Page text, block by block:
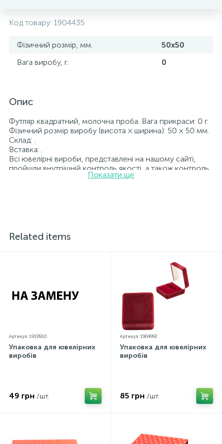
Код товару: 1904435
Фізичний розмір, мм.
50х50
Вага виробу, г.
0
Опис
Футляр квадратний, молочна проба. Вага прикраси: 0 г.
Фізичний розмір виробу (висота × ширина): 50 × 50 мм.
Склад: .
Вставка: .
Всі ювелірні вироби, представлені на нашому сайті,
пройшли внутрішній контроль якості, а також контроль
державної пробірної служби України, на всіх виробах
Показати ще
Related items
Артикул: 1919910
Упаковка для ювелірних
виробів
49 грн /шт.
Артикул: 1904992
Упаковка для ювелірних
виробів
85 грн /шт.